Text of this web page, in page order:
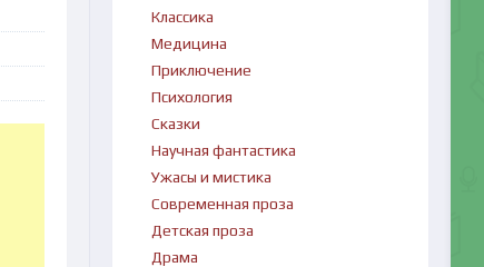
Классика
Медицина
Приключение
Психология
Сказки
Научная фантастика
Ужасы и мистика
Современная проза
Детская проза
Драма